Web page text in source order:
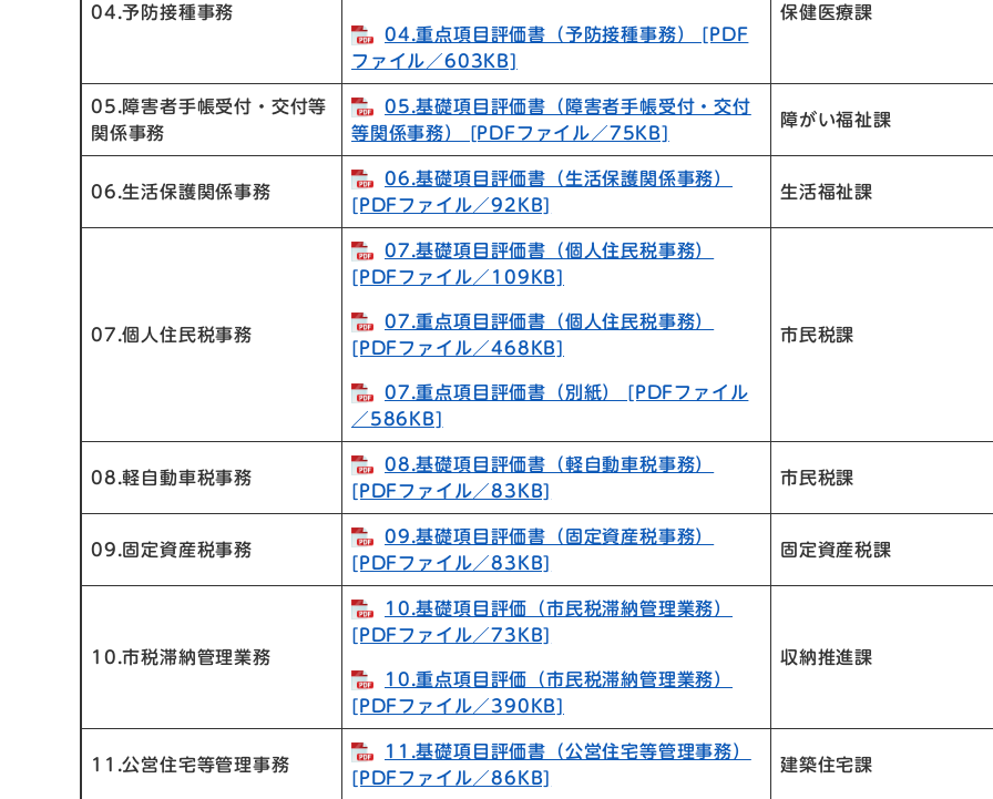
04.予防接種事務
04.重点項目評価書（予防接種事務） [PDF
ファイル／603KB]
保健医療課
05.障害者手帳受付・交付等
関係事務
05.基礎項目評価書（障害者手帳受付・交付
等関係事務） [PDFファイル／75KB]
障がい福祉課
06.生活保護関係事務
06.基礎項目評価書（生活保護関係事務）
[PDFファイル／92KB]
生活福祉課
07.個人住民税事務
07.基礎項目評価書（個人住民税事務）
[PDFファイル／109KB]
07.重点項目評価書（個人住民税事務）
[PDFファイル／468KB]
07.重点項目評価書（別紙） [PDFファイル
／586KB]
市民税課
08.軽自動車税事務
08.基礎項目評価書（軽自動車税事務）
[PDFファイル／83KB]
市民税課
09.固定資産税事務
09.基礎項目評価書（固定資産税事務）
[PDFファイル／83KB]
固定資産税課
10.市税滞納管理業務
10.基礎項目評価（市民税滞納管理業務）
[PDFファイル／73KB]
10.重点項目評価（市民税滞納管理業務）
[PDFファイル／390KB]
収納推進課
11.公営住宅等管理事務
11.基礎項目評価書（公営住宅等管理事務）
[PDFファイル／86KB]
建築住宅課